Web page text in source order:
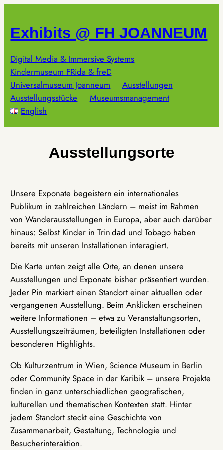
springen
Exhibits @ FH JOANNEUM
Digital Media & Immersive Systems
Kindermuseum FRida & freD
Universalmuseum Joanneum
Ausstellungen
Ausstellungsstücke
Museumsmanagement
English
Ausstellungsorte
Unsere Exponate begeistern ein internationales
Publikum in zahlreichen Ländern – meist im Rahmen
von Wanderausstellungen in Europa, aber auch darüber
hinaus: Selbst Kinder in Trinidad und Tobago haben
bereits mit unseren Installationen interagiert.
Die Karte unten zeigt alle Orte, an denen unsere
Ausstellungen und Exponate bisher präsentiert wurden.
Jeder Pin markiert einen Standort einer aktuellen oder
vergangenen Ausstellung. Beim Anklicken erscheinen
weitere Informationen – etwa zu Veranstaltungsorten,
Ausstellungszeiträumen, beteiligten Installationen oder
besonderen Highlights.
Ob Kulturzentrum in Wien, Science Museum in Berlin
oder Community Space in der Karibik – unsere Projekte
finden in ganz unterschiedlichen geografischen,
kulturellen und thematischen Kontexten statt. Hinter
jedem Standort steckt eine Geschichte von
Zusammenarbeit, Gestaltung, Technologie und
Besucherinteraktion.